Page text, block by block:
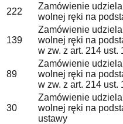
222
Zamówienie
wolnej ręki na
139
Zamówienie
wolnej ręki na
w zw. z art. 214 ust.
89
Zamówienie
wolnej ręki na
w zw. z art. 214 ust.
30
Zamówienie
wolnej ręki na
ustawy